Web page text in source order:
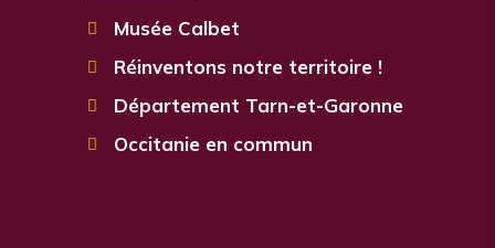
 Musée Calbet
 Réinventons notre territoire !
 Département Tarn-et-Garonne
 Occitanie en commun